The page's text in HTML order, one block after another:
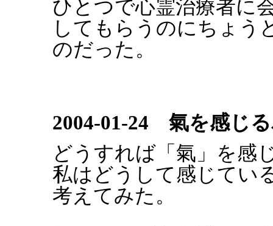
ひとつで心霊治療者に
してもらうのにちょう
のだった。
2004-01-24 氣を感じ
どうすれば「氣」を感
私はどうして感じてい
考えてみた。